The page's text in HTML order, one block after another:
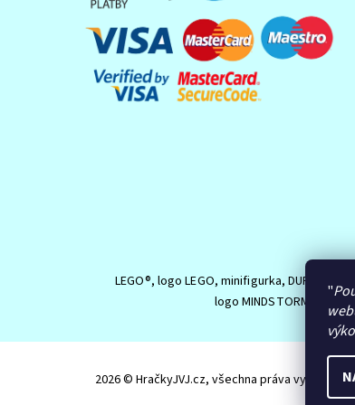
LEGO®, logo LEGO, minifigurka, DUPLO, logo
logo MINDSTORMS jsou
2026 © HračkyJVJ.cz, všechna práva vyhrazena
"